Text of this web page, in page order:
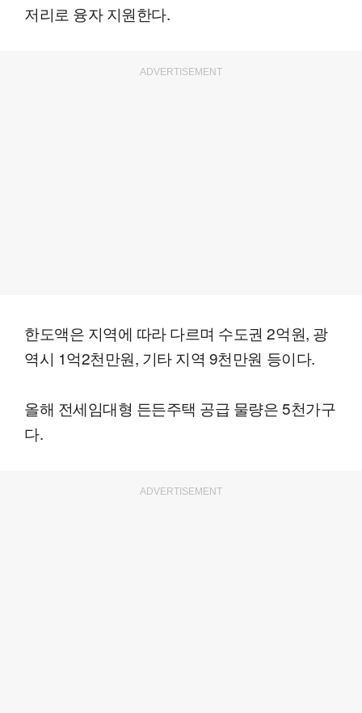
저리로 융자 지원한다.
ADVERTISEMENT
한도액은 지역에 따라 다르며 수도권 2억원, 광
역시 1억2천만원, 기타 지역 9천만원 등이다.
올해 전세임대형 든든주택 공급 물량은 5천가구
다.
ADVERTISEMENT